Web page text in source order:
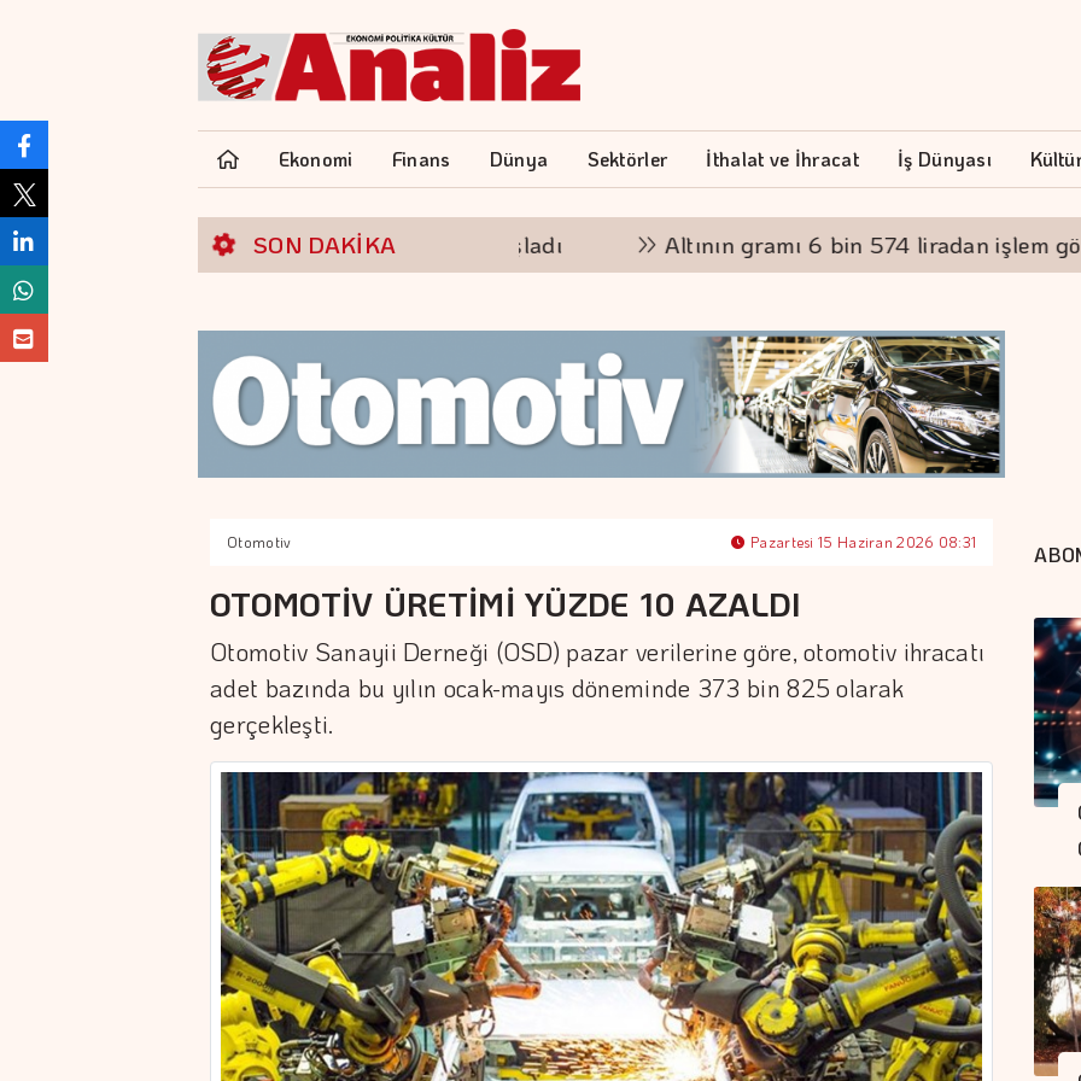
Ekonomi Finans Dünya Sektörler İthalat ve İhracat İş Dünyası
SON DAKİKA
VİOP'ta endeks kontratı güne düşüşle başladı Altının gramı 6 bin 574 liradan işlem görüyor
Otomotiv Pazartesi 15 Haziran 2026 08:31
OTOMOTİV ÜRETİMİ YÜZDE 10 AZALDI
Otomotiv Sanayii Derneği (OSD) pazar verilerine göre, otomotiv ihracatı
adet bazında bu yılın ocak-mayıs döneminde 373 bin 825 olarak
gerçekleşti.